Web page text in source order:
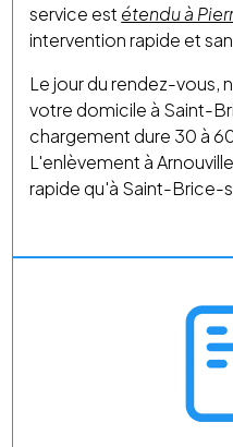
service est étendu à
intervention rapide et
Le jour du rendez-vous,
votre domicile à Saint-
chargement dure 30 à
L'enlèvement à
rapide qu'à Saint-Brice-